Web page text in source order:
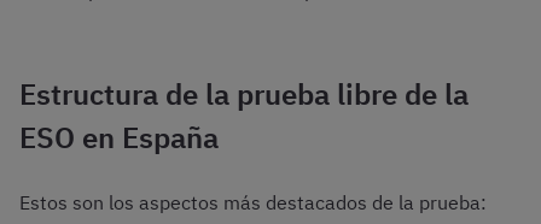
Estructura de la prueba libre de la
ESO en España
Estos son los aspectos más destacados de la prueba: